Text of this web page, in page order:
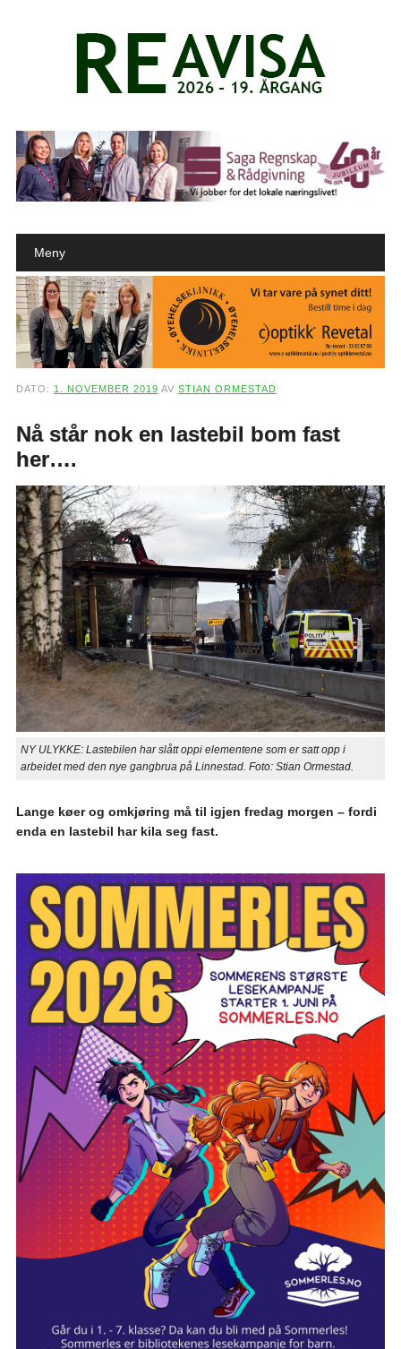
Main menu
Meny
DATO: 1. NOVEMBER 2019 AV STIAN ORMESTAD
Nå står nok en lastebil bom fast
her….
NY ULYKKE: Lastebilen har slått oppi elementene som er satt opp i
arbeidet med den nye gangbrua på Linnestad. Foto: Stian Ormestad.
Lange køer og omkjøring må til igjen fredag morgen – fordi
enda en lastebil har kila seg fast.